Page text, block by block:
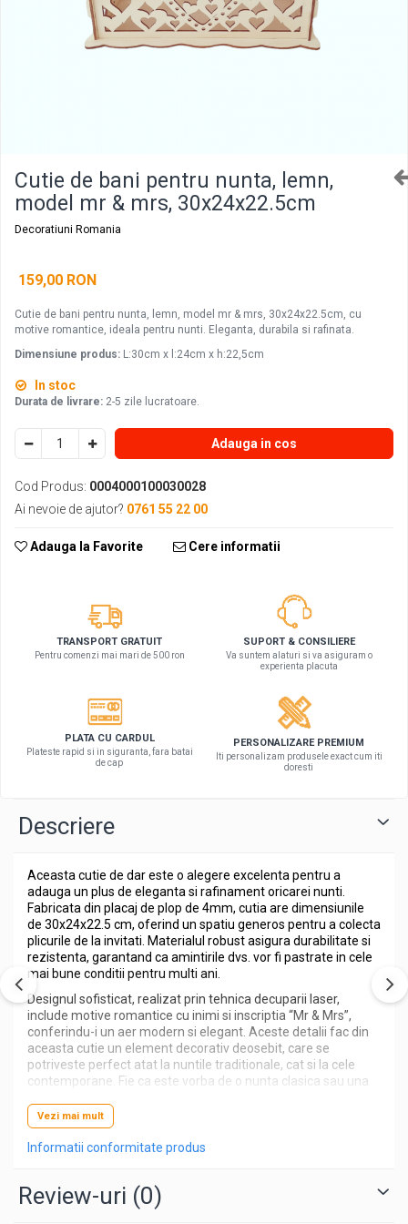
Cutii pentru poze si stick usb botez
Panouri si rame decor botez
Cutie de bani pentru nunta, lemn,
model mr & mrs, 30x24x22.5cm
Decoratiuni Romania
159,00 RON
Cutie de bani pentru nunta, lemn, model mr & mrs, 30x24x22.5cm, cu
motive romantice, ideala pentru nunti. Eleganta, durabila si rafinata.
Dimensiune produs: L:30cm x l:24cm x h:22,5cm
In stoc
Durata de livrare: 2-5 zile lucratoare.
Adauga in cos
Cod Produs: 0004000100030028
Ai nevoie de ajutor? 0761 55 22 00
Adauga la Favorite Cere informatii
TRANSPORT GRATUIT
Pentru comenzi mai mari de 500 ron
SUPORT & CONSILIERE
Va suntem alaturi si va asiguram o
experienta placuta
PLATA CU CARDUL
Plateste rapid si in siguranta, fara batai
de cap
PERSONALIZARE PREMIUM
Iti personalizam produsele exact cum iti
doresti
Descriere
Aceasta cutie de dar este o alegere excelenta pentru a
adauga un plus de eleganta si rafinament oricarei nunti.
Fabricata din placaj de plop de 4mm, cutia are dimensiunile
de 30x24x22.5 cm, oferind un spatiu generos pentru a colecta
plicurile de la invitati. Materialul robust asigura durabilitate si
rezistenta, garantand ca amintirile dvs. vor fi pastrate in cele
mai bune conditii pentru multi ani.
Designul sofisticat, realizat prin tehnica decuparii laser,
include motive romantice cu inimi si inscriptia “Mr & Mrs”,
conferindu-i un aer modern si elegant. Aceste detalii fac din
aceasta cutie un element decorativ deosebit, care se
potriveste perfect atat la nuntile traditionale, cat si la cele
contemporane. Fie ca este vorba de o nunta clasica sau una
rafinamentul si stilul sau.
Dimensiune: Lungime - 30cm / Latime - 24cm /
Vezi mai mult
Informatii conformitate produs
Review-uri (0)